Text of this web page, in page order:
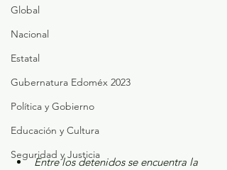
Global
Nacional
Estatal
Gubernatura Edoméx 2023
Política y Gobierno
Educación y Cultura
Seguridad y Justicia
Entre los detenidos se encuentra la